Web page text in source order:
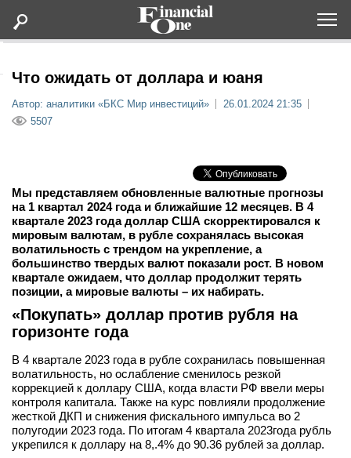
Lifestyle
Мероприятия
Новости
Интервью
вконтакте
телеграм
Стать автором
Вход
Что ожидать от доллара и юаня
Автор: аналитики «БКС Мир инвестиций»
26.01.2024 21:35
5507
Мы представляем обновленные валютные прогнозы
на 1 квартал 2024 года и ближайшие 12 месяцев. В 4
квартале 2023 года доллар США скорректировался к
мировым валютам, в рубле сохранялась высокая
волатильность с трендом на укрепление, а
большинство твердых валют показали рост. В новом
квартале ожидаем, что доллар продолжит терять
позиции, а мировые валюты – их набирать.
«Покупать» доллар против рубля на
горизонте года
В 4 квартале 2023 года в рубле сохранилась повышенная
волатильность, но ослабление сменилось резкой
коррекцией к доллару США, когда власти РФ ввели меры
контроля капитала. Также на курс повлияли продолжение
жесткой ДКП и снижения фискального импульса во 2
полугодии 2023 года. По итогам 4 квартала 2023года рубль
укрепился к доллару на 8,.4% до 90.36 рублей за доллар.